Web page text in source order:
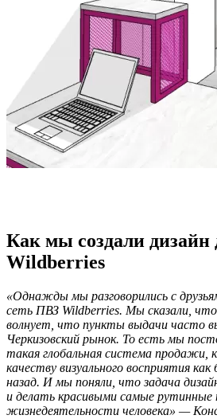
Как мы создали дизайн
Wildberries
«Однажды мы разговорились с
сеть ПВЗ Wildberries. Мы сказали, что
волнует, что пункты выдачи часто
Черкизовский рынок. То есть мы
такая глобальная система продажи,
качеству визуального восприятия
назад. И мы поняли, что задача
и делать красивыми самые рутинные
жизнедеятельности человека» —